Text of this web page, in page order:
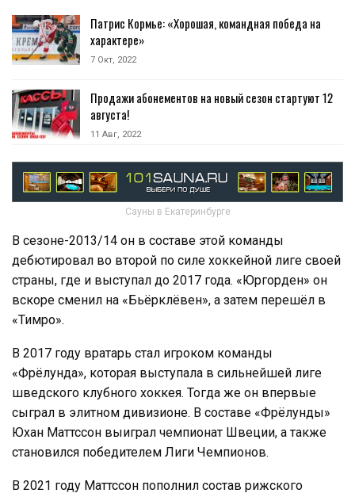
Патрис Кормье: «Хорошая, командная победа на
характере»
7 Окт, 2022
Продажи абонементов на новый сезон стартуют 12
августа!
11 Авг, 2022
Сауны в Екатеринбурге
В сезоне-2013/14 он в составе этой команды
дебютировал во второй по силе хоккейной лиге своей
страны, где и выступал до 2017 года. «Юргорден» он
вскоре сменил на «Бьёрклёвен», а затем перешёл в
«Тимро».
В 2017 году вратарь стал игроком команды
«Фрёлунда», которая выступала в сильнейшей лиге
шведского клубного хоккея. Тогда же он впервые
сыграл в элитном дивизионе. В составе «Фрёлунды»
Юхан Маттссон выиграл чемпионат Швеции, а также
становился победителем Лиги Чемпионов.
В 2021 году Маттссон пополнил состав рижского